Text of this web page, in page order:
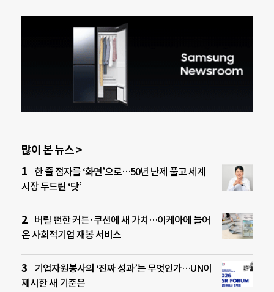
많이 본 뉴스 >
한 줄 점자를 ‘화면’으로…50년 난제 풀고 세계
시장 두드린 ‘닷’
버릴 뻔한 커튼·쿠션에 새 가치…이케아에 들어
온 사회적기업 재봉 서비스
기업자원봉사의 ‘진짜 성과’는 무엇인가…UN이
제시한 새 기준은